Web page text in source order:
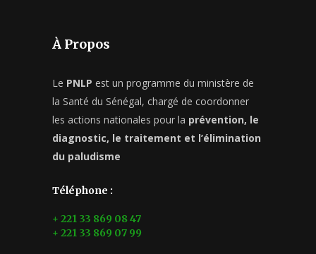
À Propos
Le PNLP est un programme du ministère de
la Santé du Sénégal, chargé de coordonner
les actions nationales pour la prévention, le
diagnostic, le traitement et l’élimination
du paludisme
Téléphone :
+ 221 33 869 08 47
+ 221 33 869 07 99